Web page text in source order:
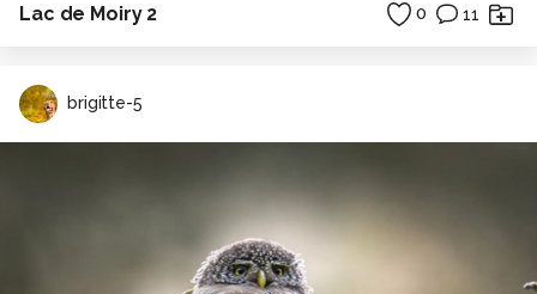
Lac de Moiry 2 0 11
brigitte-5